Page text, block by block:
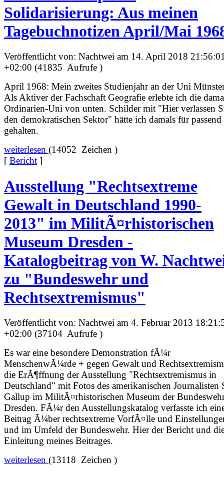
Solidarisierung: Aus meinen
Tagebuchnotizen April/Mai
Veröffentlicht von: Nachtwei am 14. April 2018
+02:00 (41835 Aufrufe )
April 1968: Mein zweites Studienjahr an der Uni
Als Aktiver der Fachschaft Geografie erlebte ich die
Ordinarien-Uni von unten. Schilder mit "Hier verlassen
den demokratischen Sektor" hätte ich damals für passend
gehalten.
weiterlesen (14052 Zeichen )
[ Bericht ]
Ausstellung "Rechtsextreme
Gewalt in Deutschland 1990-
2013" im MilitÃ¤rhistorischen
Museum Dresden -
Katalogbeitrag von W.
zu "Bundeswehr und
Rechtsextremismus"
Veröffentlicht von: Nachtwei am 4. Februar 2013
+02:00 (37104 Aufrufe )
Es war eine besondere Demonstration fÃ¼r
MenschenwÃ¼rde + gegen Gewalt und
die ErÃ¶ffnung der Ausstellung "Rechtsextremismus in
Deutschland" mit Fotos des amerikanischen Journalisten
Gallup im MilitÃ¤rhistorischen Museum der
Dresden. FÃ¼r den Ausstellungskatalog verfasste ich
Beitrag Ã¼ber rechtsextreme VorfÃ¤lle und
und im Umfeld der Bundeswehr. Hier der Bericht und
Einleitung meines Beitrages.
weiterlesen (13118 Zeichen )